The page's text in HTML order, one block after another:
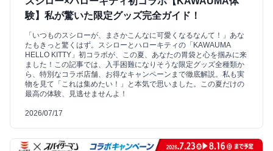
験】私が驚いた限定グッズ完全ガイド！
「いつものスシローが、まさかこんなに可愛くなるなんて！」あな
たもきっと驚くはず。スシローとハローキティの「KAWAUMA
HELLO KITTY」初コラボが、この夏、あなたの胃袋と心を掴みに来
ました！この記事では、入手困難になりそうな限定グッズ全種類か
ら、特別なコラボ店舗、お得なキャンペーンまで徹底解説。私も実
物を見て「これは集めたい！」と本気で思いました。この夏だけの
最高の体験、見逃せませんよ！
2026/07/17